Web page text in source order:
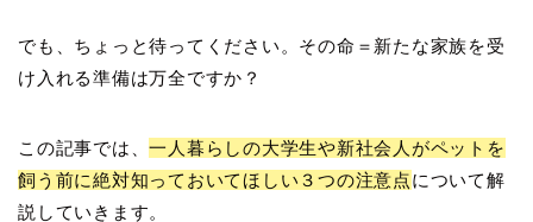
でも、ちょっと待ってください。その命＝新たな家族を受
け入れる準備は万全ですか？
この記事では、一人暮らしの大学生や新社会人がペットを
飼う前に絶対知っておいてほしい３つの注意点について解
説していきます。